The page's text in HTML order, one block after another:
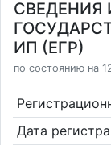
СВЕДЕНИЯ
ИП (ЕГР)
по состоянию на
Дата